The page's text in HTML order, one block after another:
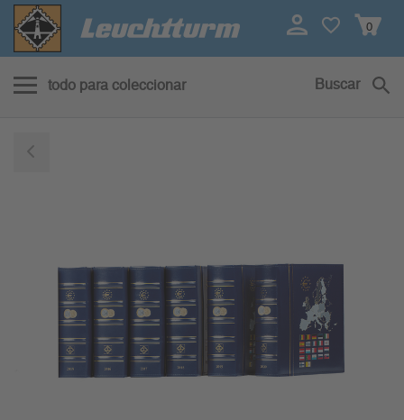
0
todo para coleccionar Buscar